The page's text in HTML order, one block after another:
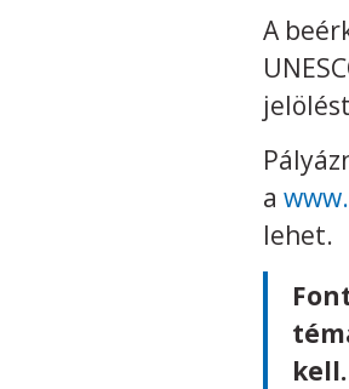
A
a
lehet.
kell.